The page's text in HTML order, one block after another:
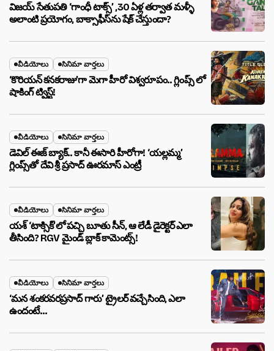
విజయ్ సేతుపతి ‘గాంధీ టాక్స్’ ,30 ఏళ్ల తర్వాత మళ్ళీ
అలాంటి ప్రయోగం, బాక్సాఫీస్‌ను షేక్ చేస్తుందా?
వీడియోలు సినిమా వార్తలు
‘కొరియన్ కనకరాజు’గా మెగా హీరో విశ్వరూపం.. గ్లింప్స్ లో
షాకింగ్ ట్విస్ట్!
వీడియోలు సినిమా వార్తలు
డెవిల్ ఈజ్ బ్యాక్.. కానీ ఈసారి హీరోగా! ‘యల్లమ్మ’
గ్లింప్స్‌తో దేవి శ్రీ ప్రసాద్ ఊరమాస్ ఎంట్రీ
వీడియోలు సినిమా వార్తలు
యశ్ ‘టాక్సిక్’లో పచ్చి బూతు సీన్, ఆ లేడీ డైరెక్టర్ ఎలా
తీసింది? RGV మైండ్ బ్లాక్ కామెంట్స్!
వీడియోలు సినిమా వార్తలు
‘మన శంకరవరప్రసాద్ గారు’ ట్రైలర్ వచ్చేసింది, ఎలా
ఉందంటే…